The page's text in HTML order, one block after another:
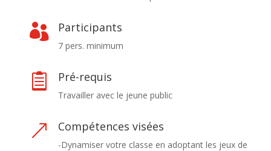
 Participants
7 pers. minimum
 Pré-requis
Travailler avec le jeune public
& Compétences visées
-Dynamiser votre classe en adoptant les jeux de